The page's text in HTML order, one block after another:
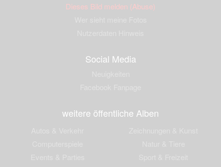
Dieses Bild melden (Abuse)
Social Media
weitere öffentliche Alben